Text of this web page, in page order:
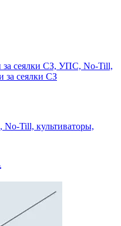
за сеялки СЗ, УПС, No-Till,
за сеялки СЗ
No-Till, культиваторы,